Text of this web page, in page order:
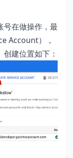
号在做操作，最
Account），
建位置如下：